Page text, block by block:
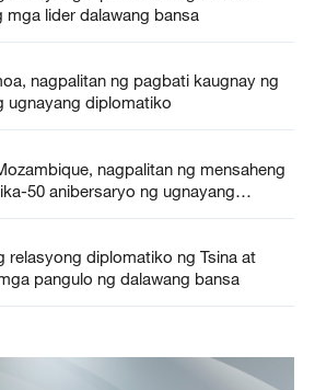
mga lider dalawang bansa
nagpalitan ng pagbati kaugnay ng
ugnayang diplomatiko
nagpalitan ng mensaheng
50 anibersaryo ng ugnayang
relasyong diplomatiko ng Tsina at
pangulo ng dalawang bansa